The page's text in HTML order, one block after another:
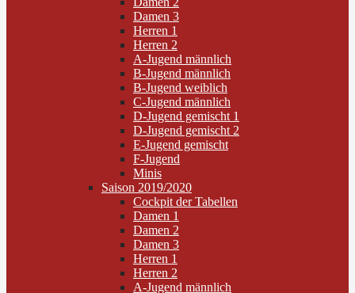
Damen 3
Herren 1
Herren 2
A-Jugend männlich
B-Jugend männlich
B-Jugend weiblich
C-Jugend männlich
D-Jugend gemischt 1
D-Jugend gemischt 2
E-Jugend gemischt
F-Jugend
Minis
Saison 2019/2020
Cockpit der Tabellen
Damen 1
Damen 2
Damen 3
Herren 1
Herren 2
A-Jugend männlich